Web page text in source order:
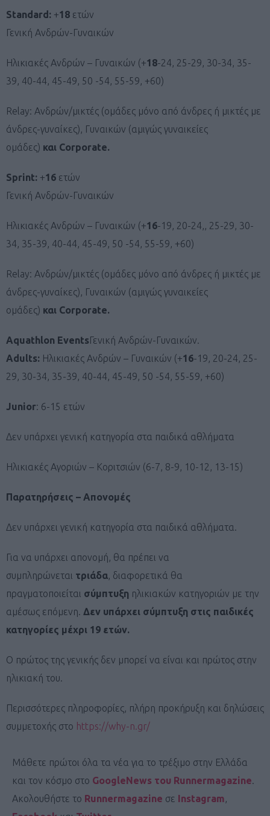
Standard : +18 ετών
Γενική Ανδρών-Γυναικών
Ηλικιακές Ανδρών – Γυναικών (+18-24, 25-29, 30-34, 35-
39, 40-44, 45-49, 50 -54, 55-59, +60)
Relay: Ανδρών/μικτές (ομάδες μόνο από άνδρες ή μικτές με
άνδρες-γυναίκες), Γυναικών (αμιγώς γυναικείες
ομάδες) και Corporate.
Sprint: +16 ετών
Γενική Ανδρών-Γυναικών
Ηλικιακές Ανδρών – Γυναικών (+16-19, 20-24,, 25-29, 30-
34, 35-39, 40-44, 45-49, 50 -54, 55-59, +60)
Relay: Ανδρών/μικτές (ομάδες μόνο από άνδρες ή μικτές με
άνδρες-γυναίκες), Γυναικών (αμιγώς γυναικείες
ομάδες) και Corporate.
Aquathlon EventsΓενική Ανδρών-Γυναικών.
Adults: Ηλικιακές Ανδρών – Γυναικών (+16-19, 20-24, 25-
29, 30-34, 35-39, 40-44, 45-49, 50 -54, 55-59, +60)
Junior: 6-15 ετών
Δεν υπάρχει γενική κατηγορία στα παιδικά αθλήματα
Ηλικιακές Αγοριών – Κοριτσιών (6-7, 8-9, 10-12, 13-15)
Παρατηρήσεις – Απονομές
Δεν υπάρχει γενική κατηγορία στα παιδικά αθλήματα.
Για να υπάρχει απονομή, θα πρέπει να
συμπληρώνεται τριάδα, διαφορετικά θα
πραγματοποιείται σύμπτυξη ηλικιακών κατηγοριών με την
αμέσως επόμενη. Δεν υπάρχει σύμπτυξη στις παιδικές
κατηγορίες μέχρι 19 ετών.
Ο πρώτος της γενικής δεν μπορεί να είναι και πρώτος στην
ηλικιακή του.
Περισσότερες πληροφορίες, πλήρη προκήρυξη και δηλώσεις
συμμετοχής στο https://why-n.gr/
Μάθετε πρώτοι όλα τα νέα για το τρέξιμο στην Ελλάδα
και τον κόσμο στο GoogleNews του Runnermagazine.
Ακολουθήστε το Runnermagazine σε Instagram,